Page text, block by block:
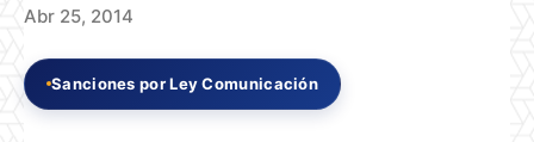
Abr 25, 2014
Sanciones por Ley Comunicación